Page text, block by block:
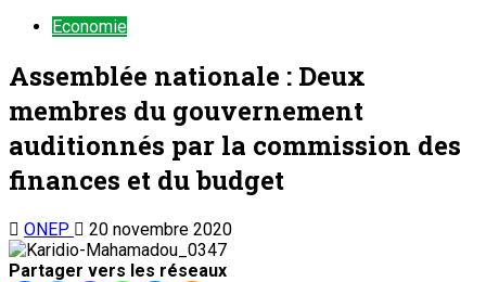
Economie
Assemblée nationale : Deux
membres du gouvernement
auditionnés par la commission des
finances et du budget
ONEP
20 novembre 2020
Partager vers les réseaux